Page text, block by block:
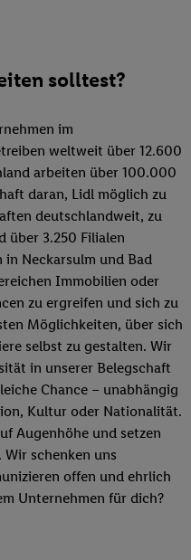
solltest?
im
weltweit über 12.600
arbeiten über 100.000
daran, Lidl möglich zu
deutschlandweit, zu
über 3.250 Filialen
in Neckarsulm und Bad
Immobilien oder
zu ergreifen und sich zu
Möglichkeiten, über sich
selbst zu gestalten. Wir
in unserer Belegschaft
Chance – unabhängig
Kultur oder Nationalität.
Augenhöhe und setzen
schenken uns
offen und ehrlich
Unternehmen für dich?